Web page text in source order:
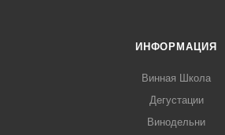
ИНФОРМАЦИЯ
Винная Школа
Дегустации
Винодельни